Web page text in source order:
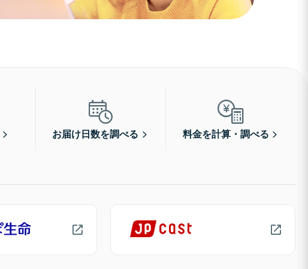
お届け日数を調べる 料金を計算・調べる